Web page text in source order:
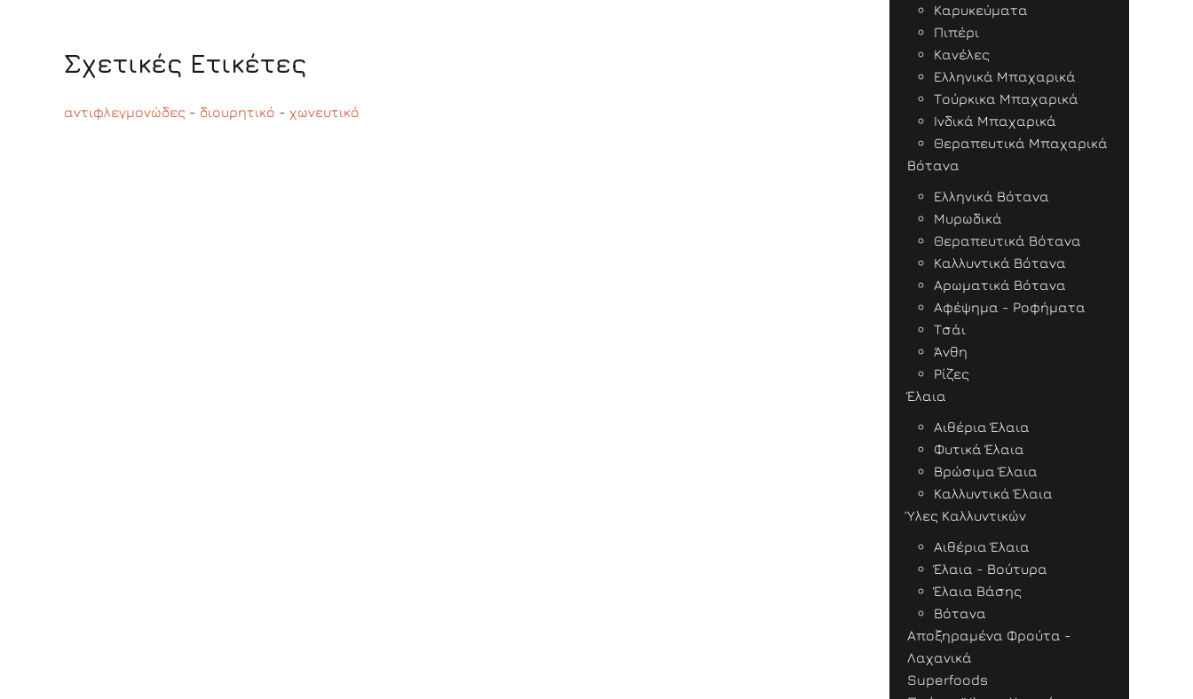
Σχετικές Ετικέτες
αντιφλεγμονώδες - διουρητικό - χωνευτικό
Καρυκεύματα
Πιπέρι
Κανέλες
Ελληνικά Μπαχαρικά
Τούρκικα Μπαχαρικά
Ινδικά Μπαχαρικά
Θεραπευτικά Μπαχαρικά
Βότανα
Ελληνικά Βότανα
Μυρωδικά
Θεραπευτικά Βότανα
Καλλυντικά Βότανα
Αρωματικά Βότανα
Αφέψημα - Ροφήματα
Τσάι
Άνθη
Ρίζες
Έλαια
Αιθέρια Έλαια
Φυτικά Έλαια
Βρώσιμα Έλαια
Καλλυντικά Έλαια
Ύλες Καλλυντικών
Αιθέρια Έλαια
Έλαια - Βούτυρα
Έλαια Βάσης
Βότανα
Αποξηραμένα Φρούτα -
Λαχανικά
Superfoods